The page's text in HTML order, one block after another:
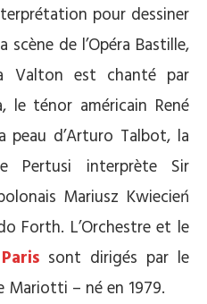
pour dessiner
scène de l’Opéra Bastille,
Valton est chanté par
le ténor américain René
peau d’Arturo Talbot, la
Pertusi interprète Sir
Mariusz Kwiecień
Forth. L’Orchestre et le
sont dirigés par le
Mariotti – né en 1979.